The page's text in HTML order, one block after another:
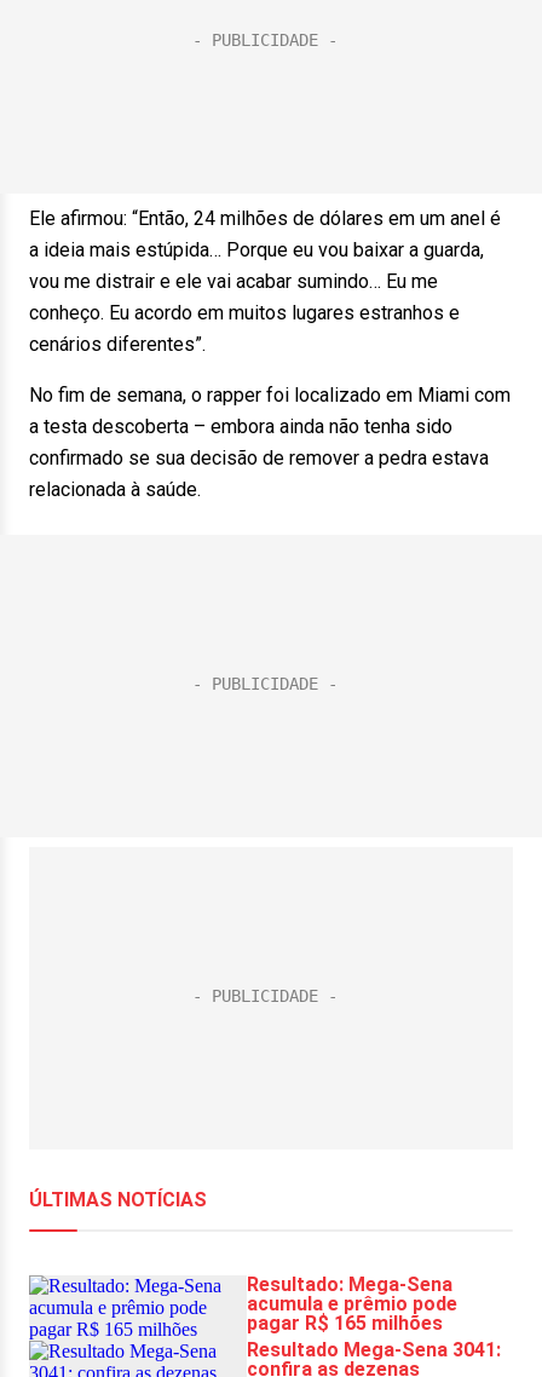
Ele afirmou: “Então, 24 milhões de dólares em um anel é
a ideia mais estúpida… Porque eu vou baixar a guarda,
vou me distrair e ele vai acabar sumindo… Eu me
conheço. Eu acordo em muitos lugares estranhos e
cenários diferentes”.
No fim de semana, o rapper foi localizado em Miami com
a testa descoberta – embora ainda não tenha sido
confirmado se sua decisão de remover a pedra estava
relacionada à saúde.